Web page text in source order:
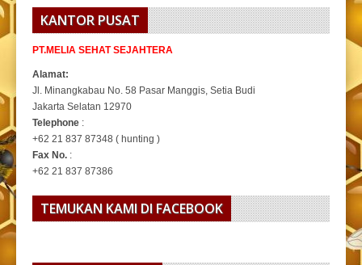
KANTOR PUSAT
PT.MELIA SEHAT SEJAHTERA
Alamat:
Jl. Minangkabau No. 58 Pasar Manggis, Setia Budi
Jakarta Selatan 12970
Telephone :
+62 21 837 87348 ( hunting )
Fax No. :
+62 21 837 87386
TEMUKAN KAMI DI FACEBOOK